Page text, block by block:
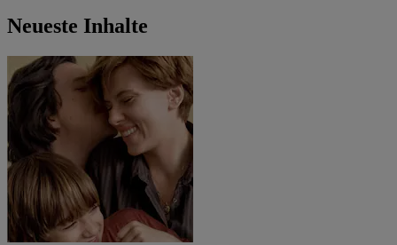
Neueste Inhalte